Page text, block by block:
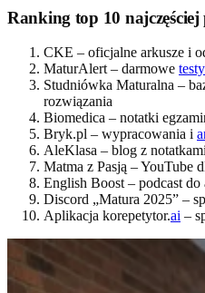
Ranking top 10 najczęściej
CKE – oficjalne arkusze i
MaturAlert – darmowe testy
Studniówka Maturalna –
rozwiązania
Biomedica – notatki
Bryk.pl – wypracowania i
AleKlasa – blog z
Matma z Pasją – YouTube
English Boost – podcast do
Discord „Matura 2025” –
Aplikacja korepetytor.ai –